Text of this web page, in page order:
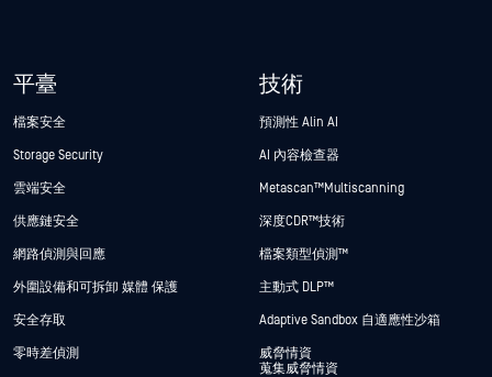
平臺
檔案安全
Storage Security
雲端安全
供應鏈安全
網路偵測與回應
外圍設備和可拆卸 媒體 保護
安全存取
零時差偵測
技術
預測性 Alin AI
AI 內容檢查器
Metascan™ Multiscanning
深度CDR™技術
檔案類型偵測™
主動式 DLP™
Adaptive Sandbox 自適應性沙箱
威脅情資
蒐集威脅情資